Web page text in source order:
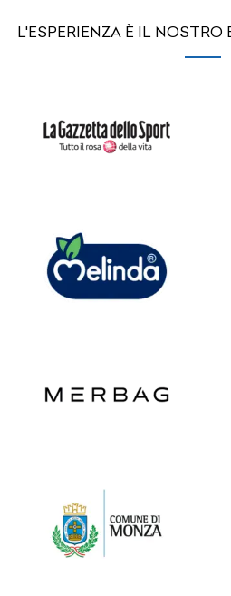
L'ESPERIENZA È IL